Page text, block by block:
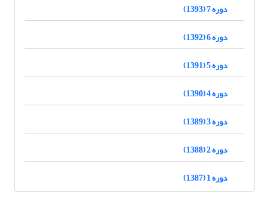
دوره 7 (1393)
دوره 6 (1392)
دوره 5 (1391)
دوره 4 (1390)
دوره 3 (1389)
دوره 2 (1388)
دوره 1 (1387)